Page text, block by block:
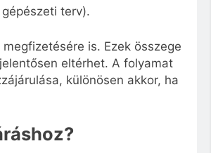
terv).
is. Ezek összege
eltérhet. A folyamat
különösen akkor, ha